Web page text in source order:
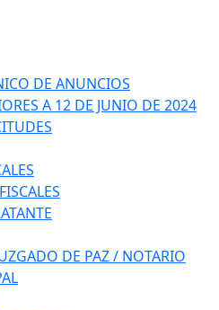
DE ANUNCIOS
A 12 DE JUNIO DE 2024
DE PAZ / NOTARIO